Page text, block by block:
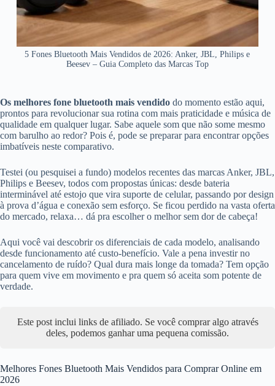
5 Fones Bluetooth Mais Vendidos de 2026: Anker, JBL, Philips e
Beesev – Guia Completo das Marcas Top
Os melhores fone bluetooth mais vendido do momento estão aqui,
prontos para revolucionar sua rotina com mais praticidade e música de
qualidade em qualquer lugar. Sabe aquele som que não some mesmo
com barulho ao redor? Pois é, pode se preparar para encontrar opções
imbatíveis neste comparativo.
Testei (ou pesquisei a fundo) modelos recentes das marcas Anker, JBL,
Philips e Beesev, todos com propostas únicas: desde bateria
interminável até estojo que vira suporte de celular, passando por design
à prova d’água e conexão sem esforço. Se ficou perdido na vasta oferta
do mercado, relaxa… dá pra escolher o melhor sem dor de cabeça!
Aqui você vai descobrir os diferenciais de cada modelo, analisando
desde funcionamento até custo-benefício. Vale a pena investir no
cancelamento de ruído? Qual dura mais longe da tomada? Tem opção
para quem vive em movimento e pra quem só aceita som potente de
verdade.
Este post inclui links de afiliado. Se você comprar algo através
deles, podemos ganhar uma pequena comissão.
Melhores Fones Bluetooth Mais Vendidos para Comprar Online em
2026